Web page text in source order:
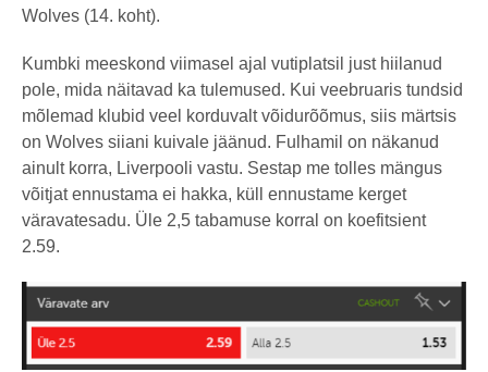
Wolves (14. koht).
Kumbki meeskond viimasel ajal vutiplatsil just hiilanud
pole, mida näitavad ka tulemused. Kui veebruaris tundsid
mõlemad klubid veel korduvalt võidurõõmus, siis märtsis
on Wolves siiani kuivale jäänud. Fulhamil on näkanud
ainult korra, Liverpooli vastu. Sestap me tolles mängus
võitjat ennustama ei hakka, küll ennustame kerget
väravatesadu. Üle 2,5 tabamuse korral on koefitsient
2.59.